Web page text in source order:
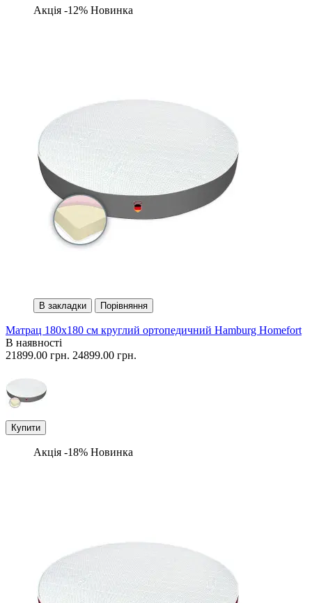
Акція -12% Новинка
В закладки Порівняння
Матрац 180х180 см круглий ортопедичний Hamburg Homefort
В наявності
21899.00 грн. 24899.00 грн.
Купити
Акція -18% Новинка